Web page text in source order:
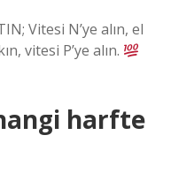
Vitesi N’ye alın, el
vitesi P’ye alın.
harfte